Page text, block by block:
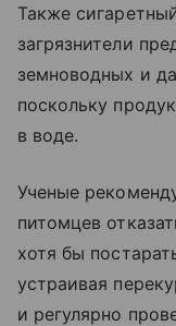
Также
загрязнители
земноводных и
поскольку
в воде.
Ученые
питомцев
хотя бы
устраивая
и регулярно